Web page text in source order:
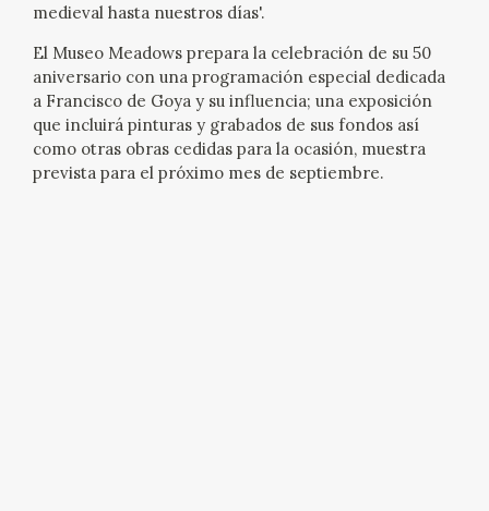
CATÁLOGO
GOYA EN EL MUNDO
medieval hasta nuestros días'.
El Museo Meadows prepara la celebración de su 50
aniversario con una programación especial dedicada
a Francisco de Goya y su influencia; una exposición
que incluirá pinturas y grabados de sus fondos así
como otras obras cedidas para la ocasión, muestra
prevista para el próximo mes de septiembre.